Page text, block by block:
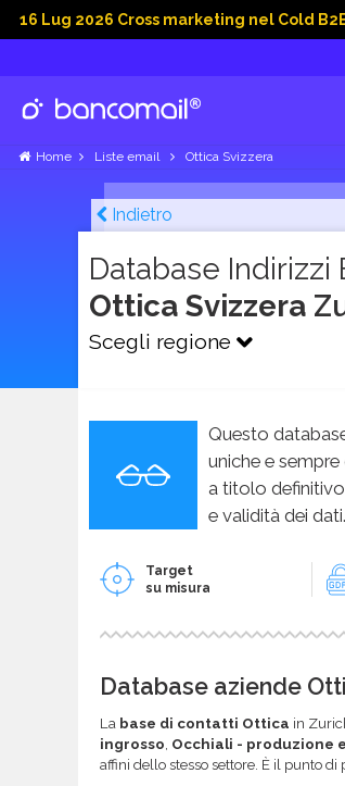
Cross marketing nel Cold B2B: come
Home Liste email Ottica Svizzera
Indietro
Database Indirizzi
Ottica Svizzera
Scegli regione
Questo
uniche e
a titolo
e validità dei dati.
Target
su misura
Database aziende
La base di contatti Ottica in
ingrosso Occhiali - produzione
affini dello stesso settore. È il punto